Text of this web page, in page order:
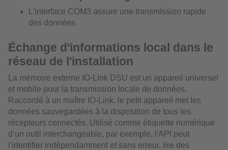
L'interface COM3 assure une transmission rapide
des données
Échange d'informations local dans le
réseau de l'installation
La mémoire externe IO-Link DSU est un appareil universel
et mobile pour la transmission locale de données.
Raccordé à un maître IO-Link, le petit appareil met les
données sauvegardées à la disposition de tous les
récepteurs connectés. Utilisé comme étiquette numérique
d’un outil interchangeable, par exemple, l'API peut
l'identifier indépendamment et sans erreur, lire des